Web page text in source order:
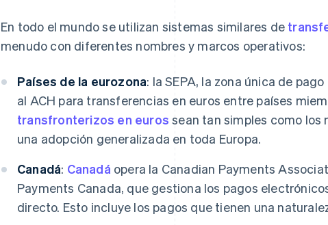
En todo el mundo se utilizan sistemas similares de
menudo con diferentes nombres y marcos operativos:
Países de la eurozona: la SEPA, la zona única de
al ACH para transferencias en euros entre países
transfronterizos en euros sean tan simples como los
una adopción generalizada en toda Europa.
Canadá: Canadá opera la Canadian Payments
Payments Canada, que gestiona los pagos
directo. Esto incluye los pagos que tienen una